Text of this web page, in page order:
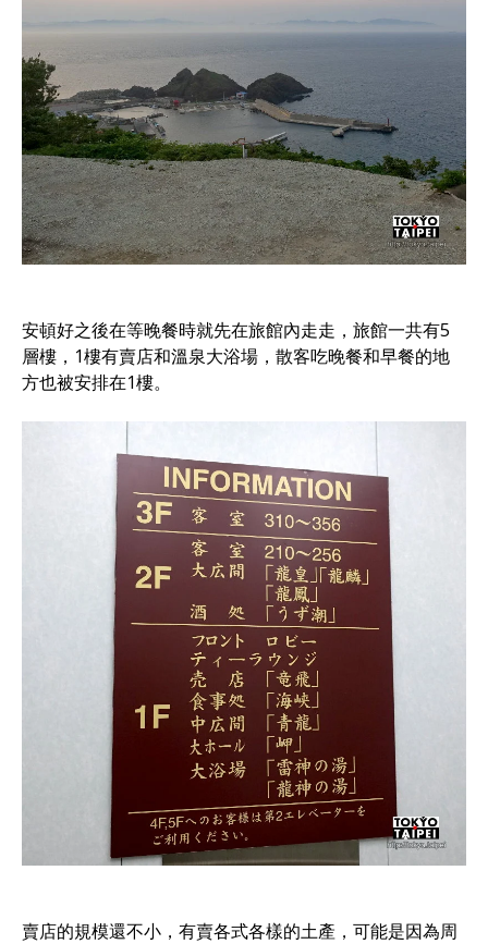
安頓好之後在等晚餐時就先在旅館內走走，旅館一共有5
層樓，1樓有賣店和溫泉大浴場，散客吃晚餐和早餐的地
方也被安排在1樓。
賣店的規模還不小，有賣各式各樣的土產，可能是因為周